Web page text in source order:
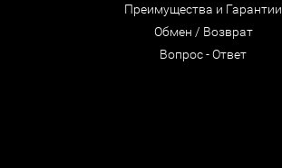
Преимущества и Гарантии
Обмен / Возврат
Вопрос - Ответ